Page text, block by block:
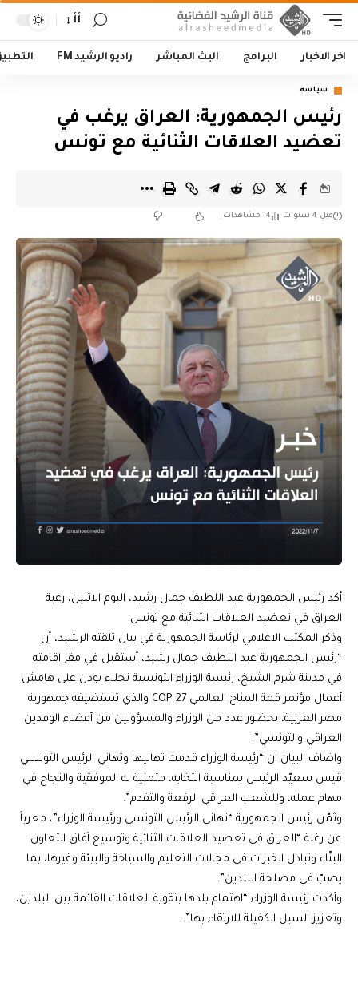
أأ
اخر الاخبار البرامج البث المباشر راديو الرشيد FM
سياسة
رئيس الجمهورية: العراق يرغب في
تعضيد العلاقات الثنائية مع تونس
قبل 4 سنوات 14 مشاهدات
أكد رئيس الجمهورية عبد اللطيف جمال رشيد، اليوم الاثنين، رغبة
العراق في تعضيد العلاقات الثنائية مع تونس.
وذكر المكتب الاعلامي لرئاسة الجمهورية في بيان تلقته الرشيد، أن
“رئيس الجمهورية عبد اللطيف جمال رشيد، أستقبل في مقر اقامته
في مدينة شرم الشيخ، رئيسة الوزراء التونسية نجلاء بودن على هامش
أعمال مؤتمر قمة المناخ العالمي COP 27 والذي تستضيفه جمهورية
مصر العربية، بحضور عدد من الوزراء والمسؤولين من أعضاء الوفدين
العراقي والتونسي”.
واضاف البيان ان “رئيسة الوزراء قدمت تهانيها وتهاني الرئيس التونسي
قيس سعيّد الرئيس بمناسبة انتخابه، متمنية له الموفقية والنجاح في
مهام عمله، وللشعب العراقي الرفعة والتقدم”.
وثمّن رئيس الجمهورية “تهاني الرئيس التونسي ورئيسة الوزراء”، معرباً
عن رغبة “العراق في تعضيد العلاقات الثنائية وتوسيع آفاق التعاون
البنّاء وتبادل الخبرات في مجالات التعليم والسياحة والبيئة وغيرها، بما
يصبّ في مصلحة البلدين”.
وأكدت رئيسة الوزراء “اهتمام بلدها بتقوية العلاقات القائمة بين البلدين،
وتعزيز السبل الكفيلة للارتقاء بها”.